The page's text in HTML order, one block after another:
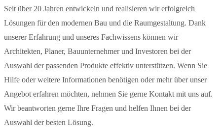
Seit über 20 Jahren entwickeln und realisieren wir erfolgreich
Lösungen für den modernen Bau und die Raumgestaltung. Dank
unserer Erfahrung und unseres Fachwissens können wir
Architekten, Planer, Bauunternehmer und Investoren bei der
Auswahl der passenden Produkte effektiv unterstützen. Wenn Sie
Hilfe oder weitere Informationen benötigen oder mehr über unser
Angebot erfahren möchten, nehmen Sie gerne Kontakt mit uns auf.
Wir beantworten gerne Ihre Fragen und helfen Ihnen bei der
Auswahl der besten Lösung.